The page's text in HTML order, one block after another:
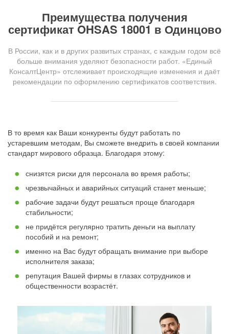
Преимущества получения
сертификат OHSAS 18001 в Одинцово
В России, как и в других развитых странах, с каждым годом всё
больше внимания уделяют безопасности работ. «Единый
КонсалтЦентр» отслеживает происходящие изменения и даёт
рекомендации по оформлению сертификатов соответствия.
В то время как Ваши конкуренты будут работать по
устаревшим методам, Вы сможете внедрить в своей компании
стандарт мирового образца. Благодаря этому:
снизятся риски для персонала во время работы;
чрезвычайных и аварийных ситуаций станет меньше;
рабочие задачи будут решаться проще благодаря
стабильности;
не придётся регулярно тратить деньги на выплату
пособий и на ремонт;
именно на Вас будут обращать внимание при выборе
исполнителя заказа;
репутация Вашей фирмы в глазах сотрудников и
общественности возрастёт.